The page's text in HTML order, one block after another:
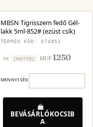
MBSN Tigrisszem fedő Gél-
lakk 5ml-852# (ezüst csík)
TERMÉK KÓD: 070852
ÁR [NETTO] HUF1250
MENNYISÉG
BEVÁSÁRLÓKOCSIB
A